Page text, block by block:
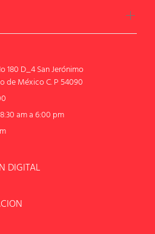
180 D_4 San Jerónimo
de México C. P 54090
am a 6:00 pm
DIGITAL